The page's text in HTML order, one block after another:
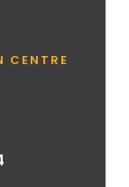
CENTRE